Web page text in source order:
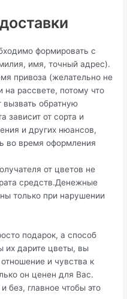
формировать с
имя, точный адрес).
привоза (желательно не
на рассвете, потому что
обратную
зависит от сорта и
и других нюансов,
во время оформления
от цветов не
средств.Денежные
только при нарушении
подарок, а способ
их дарите цветы, вы
и чувства к
он ценен для Вас.
без, главное чтобы это